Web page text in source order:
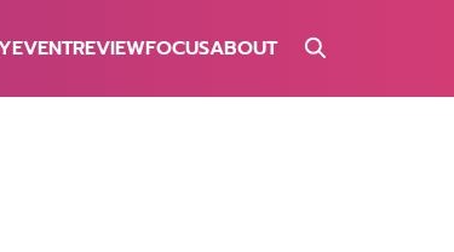
EVENTREVIEWFOCUSABOUT